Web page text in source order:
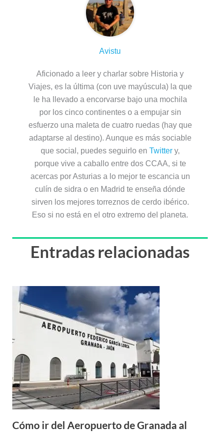
Avistu
Aficionado a leer y charlar sobre Historia y
Viajes, es la última (con uve mayúscula) la que
le ha llevado a encorvarse bajo una mochila
por los cinco continentes o a empujar sin
esfuerzo una maleta de cuatro ruedas (hay que
adaptarse al destino). Aunque es más sociable
que social, puedes seguirlo en Twittery,
porque vive a caballo entre dos CCAA, si te
acercas por Asturias a lo mejor te escancia un
culín de sidra o en Madrid te enseña dónde
sirven los mejores torreznos de cerdo ibérico.
Eso si no está en el otro extremo del planeta.
Entradas relacionadas
Cómo ir del Aeropuerto de Granada al